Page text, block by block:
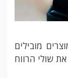
מובילים
שולי הרווח